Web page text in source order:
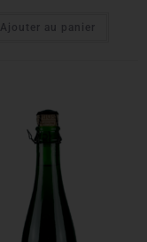
Ajouter au panier